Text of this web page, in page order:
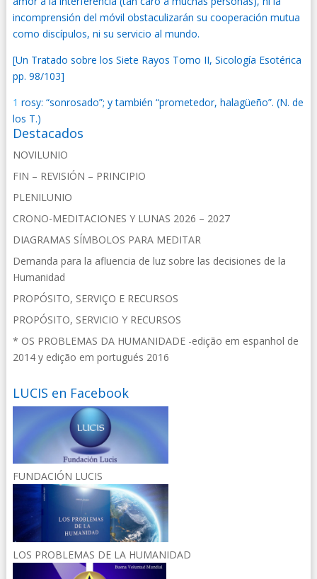
incomprensión del móvil obstaculizarán su cooperación mutua
como discípulos, ni su servicio al mundo.
[Un Tratado sobre los Siete Rayos Tomo II, Sicología Esotérica
pp. 98/103]
1 rosy: “sonrosado”; y también “prometedor, halagüeño”. (N. de
los T.)
Destacados
NOVILUNIO
FIN – REVISIÓN – PRINCIPIO
PLENILUNIO
CRONO-MEDITACIONES Y LUNAS 2026 – 2027
DIAGRAMAS SÍMBOLOS PARA MEDITAR
Demanda para la afluencia de luz sobre las decisiones de la
Humanidad
PROPÓSITO, SERVIÇO E RECURSOS
PROPÓSITO, SERVICIO Y RECURSOS
* OS PROBLEMAS DA HUMANIDADE -edição em espanhol de
2014 y edição em portugués 2016
LUCIS en Facebook
FUNDACIÓN LUCIS
LOS PROBLEMAS DE LA HUMANIDAD